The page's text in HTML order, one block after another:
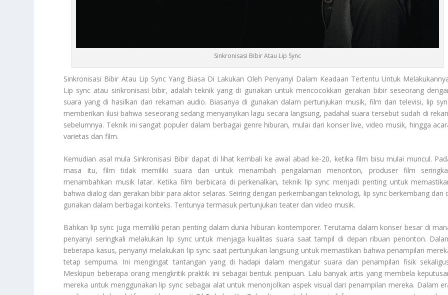
Sinkronisasi Bibir Atau Lip Sync
Sinkronisasi Bibir Atau Lip Sync Yang Biasa Di Lakukan Oleh Penyanyi Dalam Keadaan Tertentu Untuk
Lip sync atau sinkronisasi bibir, adalah teknik yang di gunakan untuk mencocokkan gerakan bibir seseorang
suara yang di hasilkan dari rekaman audio. Biasanya di gunakan dalam pertunjukan musik, film dan televisi, lip
memberikan ilusi bahwa seseorang sedang menyanyikan lagu secara langsung, padahal suara tersebut sudah di
sebelumnya. Teknik ini sangat populer dalam berbagai genre hiburan, mulai dari konser live, video musik, hingga
varietas dan film.
Kemudian asal mula Sinkronisasi Bibir dapat di lihat kembali ke awal abad ke-20, ketika film bisu mulai muncul.
masa itu, film tidak memiliki suara dan untuk menambah pengalaman menonton, produser film
menambahkan musik latar. Ketika film berbicara di perkenalkan, teknik lip sync menjadi penting untuk
bahwa dialog dan gerakan bibir para aktor selaras. Seiring dengan perkembangan teknologi, lip sync berkembang dan
gunakan dalam berbagai konteks. Tentunya termasuk pertunjukan teater dan video musik.
Bahkan lip sync juga memiliki peran penting dalam dunia hiburan kontemporer. Terutama dalam konser besar di
penyanyi seringkali melakukan lip sync untuk menjaga kualitas suara saat tampil di depan ribuan penonton.
beberapa kasus, penyanyi melakukan lip sync saat pertunjukan langsung untuk memastikan bahwa penampilan
tetap sempurna. Ini mengingat tantangan yang di hadapi dalam mengatur suara dan penampilan fisik
Meskipun beberapa orang mengkritik praktik ini sebagai bentuk penipuan. Lalu banyak artis yang membela
mereka untuk menggunakan lip sync sebagai alat untuk menonjolkan aspek visual dari penampilan mereka. Dalam